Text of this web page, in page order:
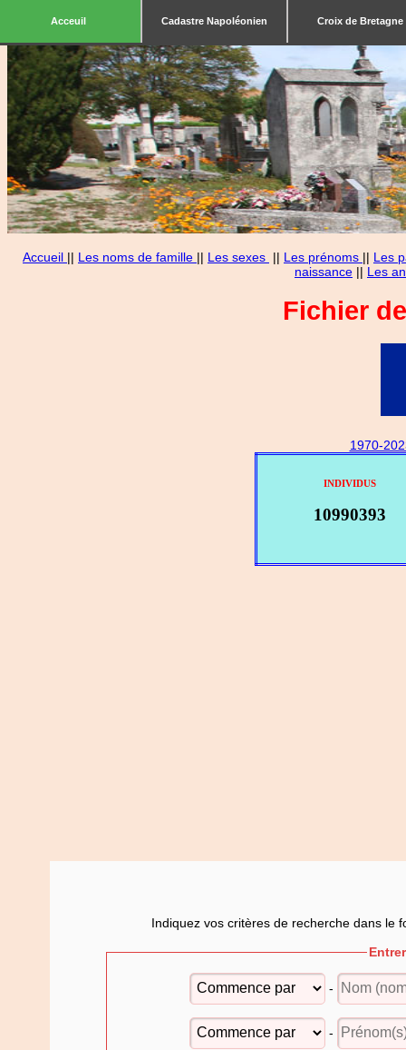
Acceuil Cadastre Napoléonien Croix de Bretagne
Accueil || Les noms de famille || Les sexes || Les prénoms || Les
naissance || Les
Fichier
1970-
INDIVIDUS
10990393
Indiquez vos critères de recherche dans le
-
-